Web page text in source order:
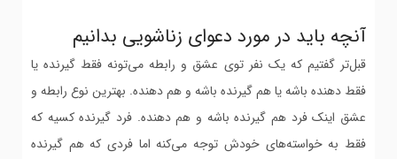
آنچه باید در مورد دعوای زناشویی بدانیم
قبل‌تر گفتیم که یک نفر توی عشق و رابطه می‌تونه فقط گیرنده یا
فقط دهنده باشه یا هم گیرنده باشه و هم دهنده. بهترین نوع رابطه و
عشق اینک فرد هم گیرنده باشه و هم دهنده. فرد گیرنده کسیه که
فقط به خواسته‌های خودش توجه می‌کنه اما فردی که هم گیرنده